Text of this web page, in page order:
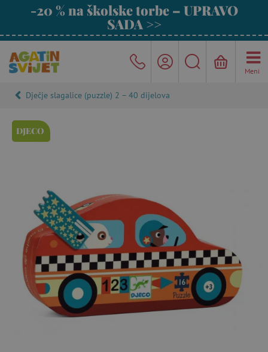
-20 % na školske torbe – UPRAVO
SADA >>
Meni
Dječje slagalice (puzzle) 2 – 40 dijelova
DJECO